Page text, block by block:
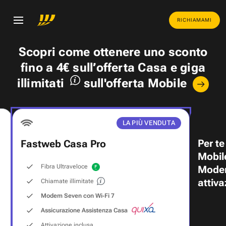
RICHIAMAMI
Scopri come ottenere uno sconto
fino a 4€ sull’offerta Casa egiga
illimitati
sull'offerta Mobile
LA PIÙ VENDUTA
Fastweb Casa Pro
Fibra Ultraveloce
Chiamate illimitate
Modem Seven con Wi‑Fi 7
Assicurazione Assistenza Casa
Per